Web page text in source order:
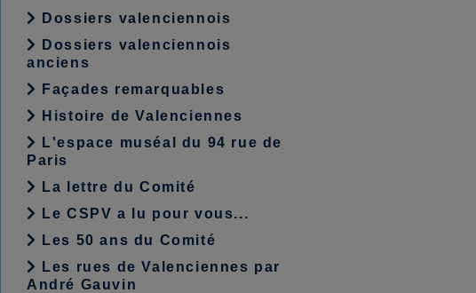
Dossiers valenciennois
Dossiers valenciennois
anciens
Façades remarquables
Histoire de Valenciennes
L'espace muséal du 94 rue de
Paris
La lettre du Comité
Le CSPV a lu pour vous...
Les 50 ans du Comité
Les rues de Valenciennes par
André Gauvin